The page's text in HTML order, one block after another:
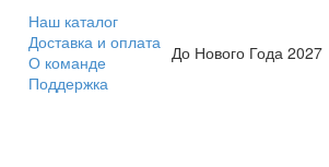
Наш каталог
Доставка и оплата
О команде
Поддержка
До Нового Года 2027